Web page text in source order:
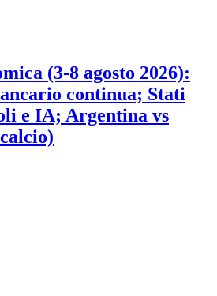
(3-8 agosto 2026):
continua; Stati
e IA; Argentina vs